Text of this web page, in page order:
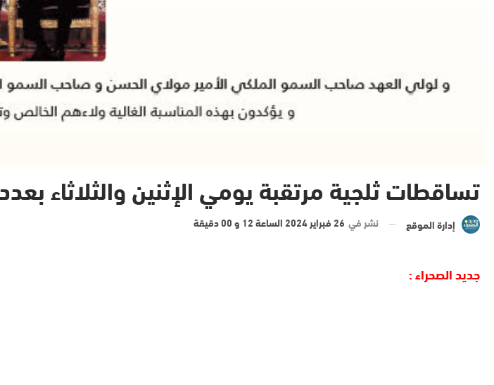
تساقطات ثلجية مرتقبة يومي الإثنين والثلاثاء
إدارة الموقع نشر في 26 فبراير 2024 الساعة 12 و 00 دقيقة
جديد الصحراء :